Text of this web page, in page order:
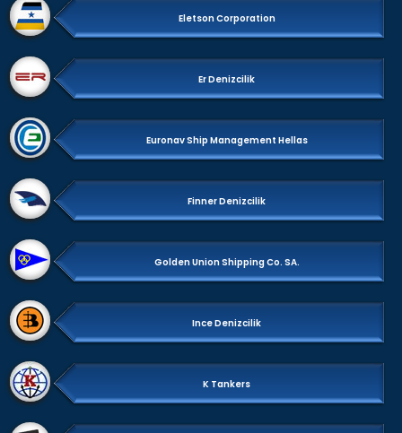
Eletson Corporation
Er Denizcilik
Euronav Ship Management Hellas
Finner Denizcilik
Golden Union Shipping Co. SA.
Ince Denizcilik
K Tankers